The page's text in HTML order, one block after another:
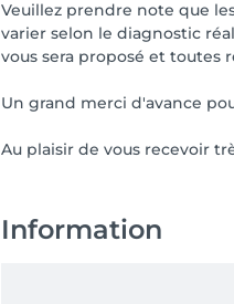
Veuillez prendre note que
varier selon le diagnostic
vous sera proposé et toutes
Un grand merci d'avance
Au plaisir de vous recevoir
Information